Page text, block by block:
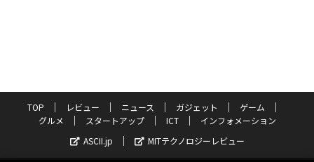
TOP レビュー ニュース ガジェット
ゲーム
グルメ
スタートアップ ICT
インフォメーション
ASCII.jp
MITテクノロジーレビュー